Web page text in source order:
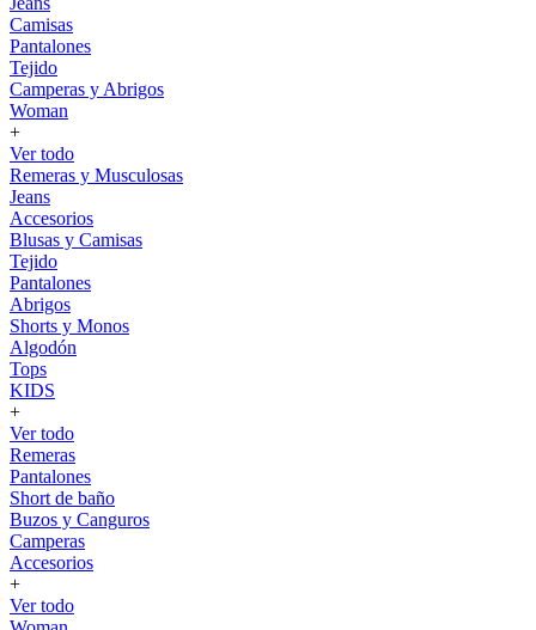
Camisas
Pantalones
Tejido
Camperas y Abrigos
Woman
+
Ver todo
Remeras y Musculosas
Jeans
Accesorios
Blusas y Camisas
Tejido
Pantalones
Abrigos
Shorts y Monos
Algodón
Tops
KIDS
+
Ver todo
Remeras
Pantalones
Short de baño
Buzos y Canguros
Camperas
Accesorios
+
Ver todo